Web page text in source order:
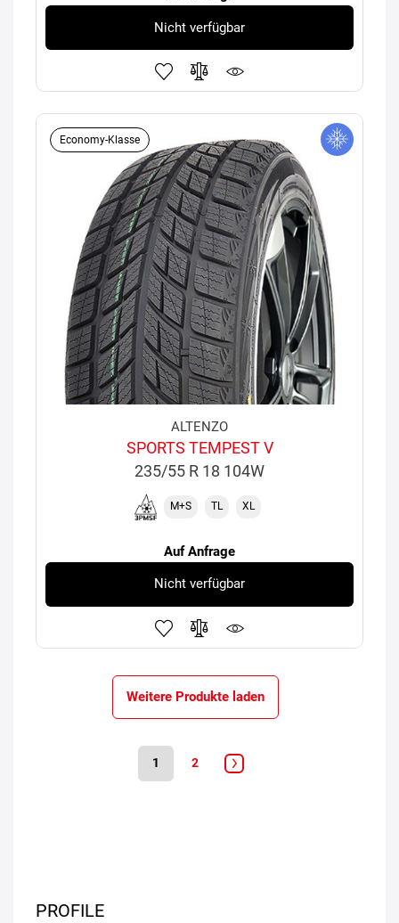
Nicht verfügbar
Economy-Klasse
ALTENZO
SPORTS TEMPEST V
235/55 R 18 104W
M+S TL XL
Auf Anfrage
Nicht verfügbar
Weitere Produkte laden
1 2
PROFILE